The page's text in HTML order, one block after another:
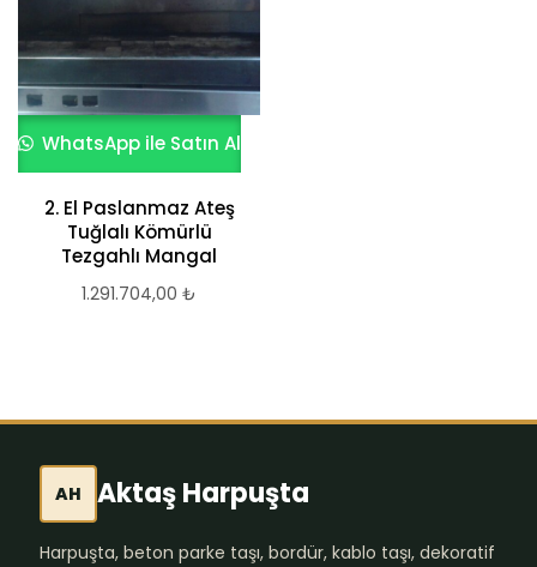
WhatsApp ile Satın Al
2. El Paslanmaz Ateş
Tuğlalı Kömürlü
Tezgahlı Mangal
1.291.704,00 ₺
AH Aktaş Harpuşta
Harpuşta, beton parke taşı, bordür, kablo taşı, dekoratif